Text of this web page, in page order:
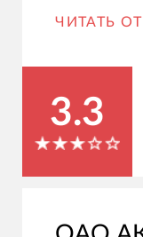
ЧИТАТЬ
3.3